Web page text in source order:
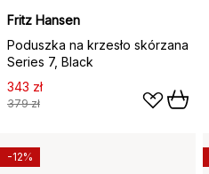
Fritz Hansen
Poduszka na krzesło skórzana
Series 7, Black
343 zł
379 zł
-12%